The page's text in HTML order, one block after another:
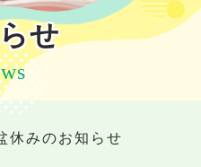
せ
休みのお知らせ